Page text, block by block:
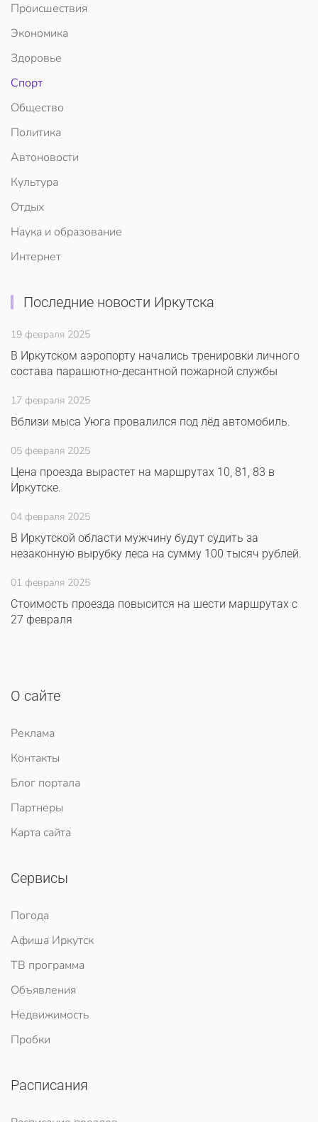
Происшествия
Экономика
Здоровье
Спорт
Общество
Политика
Автоновости
Культура
Отдых
Наука и образование
Интернет
Последние новости Иркутска
19 февраля 2025
В Иркутском аэропорту начались тренировки личного
состава парашютно-десантной пожарной службы
17 февраля 2025
Вблизи мыса Уюга провалился под лёд автомобиль.
05 февраля 2025
Цена проезда вырастет на маршрутах 10, 81, 83 в
Иркутске.
04 февраля 2025
В Иркутской области мужчину будут судить за
незаконную вырубку леса на сумму 100 тысяч рублей.
01 февраля 2025
Стоимость проезда повысится на шести маршрутах с
27 февраля
О сайте
Реклама
Контакты
Блог портала
Партнеры
Карта сайта
Сервисы
Погода
Афиша Иркутск
ТВ программа
Объявления
Недвижимость
Пробки
Расписания